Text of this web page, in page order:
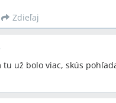
Zdieľaj
tu už bolo viac, skús